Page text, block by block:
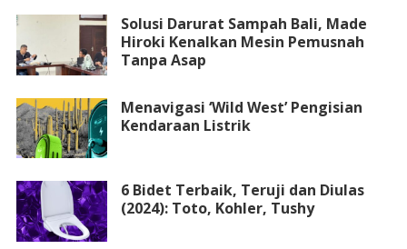
Solusi Darurat Sampah Bali, Made
Hiroki Kenalkan Mesin Pemusnah
Tanpa Asap
Menavigasi ‘Wild West’ Pengisian
Kendaraan Listrik
6 Bidet Terbaik, Teruji dan Diulas
(2024): Toto, Kohler, Tushy